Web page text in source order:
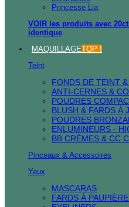
Princesse Lia
VOIR les produits avec
identique
MAQUILLAGETOP !
Teint
FONDS DE TEINT
ANTI-CERNES &
POUDRES
BLUSH & FARDS À
POUDRES
ENLUMINEURS -
BB CRÈMES & CC
Pinceaux & Accessoires
Yeux
MASCARAS
FARDS À